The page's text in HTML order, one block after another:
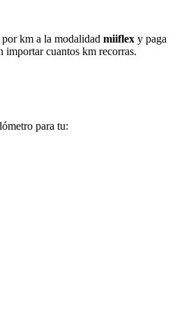
km a la modalidad miiflex y paga
importar cuantos km recorras.
para tu: